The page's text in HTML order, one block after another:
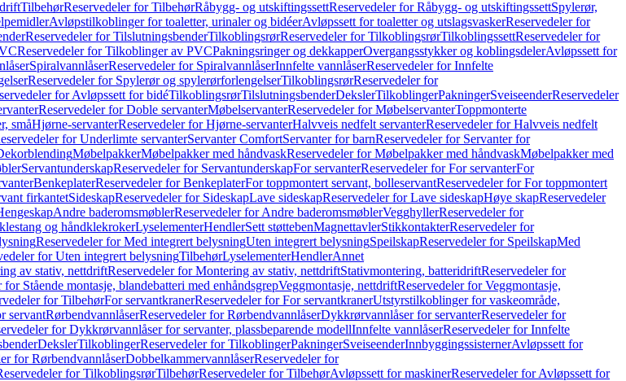
TilbehørReservedeler for TilbehørRåbygg- og utskiftingssettReservedeler for Råbygg- og utskiftingssettSpylerør,
Avløpstilkoblinger for toaletter, urinaler og bidéerAvløpssett for toaletter og utslagsvaskerReservedeler for
Reservedeler for TilslutningsbenderTilkoblingsrørReservedeler for TilkoblingsrørTilkoblingssettReservedeler for
Reservedeler for Tilkoblinger av PVCPakningsringer og dekkapperOvergangsstykker og koblingsdelerAvløpssett for
SpiralvannlåserReservedeler for SpiralvannlåserInnfelte vannlåserReservedeler for Innfelte
Reservedeler for Spylerør og spylerørforlengelserTilkoblingsrørReservedeler for
for Avløpssett for bidéTilkoblingsrørTilslutningsbenderDekslerTilkoblingerPakningerSveiseenderReservedeler
Reservedeler for Doble servanterMøbelservanterReservedeler for MøbelservanterToppmonterte
småHjørne-servanterReservedeler for Hjørne-servanterHalvveis nedfelt servanterReservedeler for Halvveis nedfelt
for Underlimte servanterServanter ComfortServanter for barnReservedeler for Servanter for
MøbelpakkerMøbelpakker med håndvaskReservedeler for Møbelpakker med håndvaskMøbelpakker med
ServantunderskapReservedeler for ServantunderskapFor servanterReservedeler for For servanterFor
BenkeplaterReservedeler for BenkeplaterFor toppmontert servant, bolleservantReservedeler for For toppmontert
firkantetSideskapReservedeler for SideskapLave sideskapReservedeler for Lave sideskapHøye skapReservedeler
Andre baderomsmøblerReservedeler for Andre baderomsmøblerVegghyllerReservedeler for
og håndklekrokerLyselementerHendlerSett støttebenMagnettavlerStikkontakterReservedeler for
Reservedeler for Med integrert belysningUten integrert belysningSpeilskapReservedeler for SpeilskapMed
for Uten integrert belysningTilbehørLyselementerHendlerAnnet
av stativ, nettdriftReservedeler for Montering av stativ, nettdriftStativmontering, batteridriftReservedeler for
for Stående montasje, blandebatteri med enhåndsgrepVeggmontasje, nettdriftReservedeler for Veggmontasje,
for TilbehørFor servantkranerReservedeler for For servantkranerUtstyrstilkoblinger for vaskeområde,
servantRørbendvannlåserReservedeler for RørbendvannlåserDykkrørvannlåser for servanterReservedeler for
for Dykkrørvannlåser for servanter, plassbeparende modellInnfelte vannlåserReservedeler for Innfelte
DekslerTilkoblingerReservedeler for TilkoblingerPakningerSveiseenderInnbyggingssisternerAvløpssett for
for RørbendvannlåserDobbelkammervannlåserReservedeler for
for TilkoblingsrørTilbehørReservedeler for TilbehørAvløpssett for maskinerReservedeler for Avløpssett for